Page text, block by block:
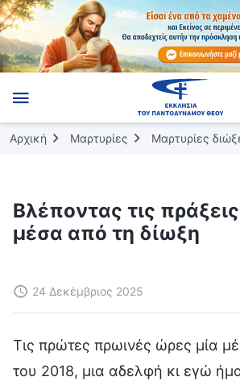
Αρχική Μαρτυρίες Μαρτυρίες
Βλέποντας τις
μέσα από τη δίωξη
24 Δεκέμβριος 2025
Τις πρώτες πρωινές ώρες μία
του 2018, μια αδελφή κι εγώ